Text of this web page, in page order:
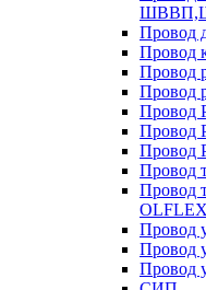
Провод
Провод
Провод
Провод
Провод
Провод
Провод
Провод
Провод
Провод
Провод